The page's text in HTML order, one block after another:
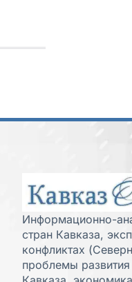
Информационно-
стран Кавказа,
конфликтах
проблемы